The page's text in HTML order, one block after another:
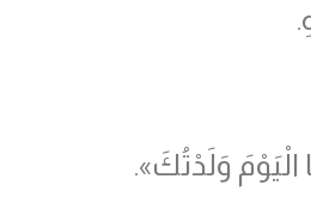
الْيَوْمَ وَلَدْتُكَ».